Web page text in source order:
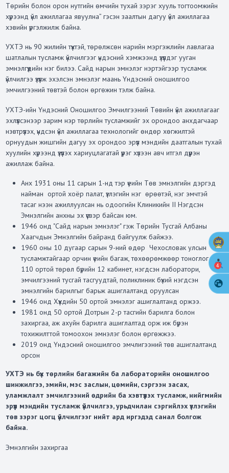
Төрийн болон орон нутгийн өмчийн тухай зэрэг хууль тогтоомжийн
хүрээнд үйл ажиллагаа явуулна” гэсэн заалтын дагуу үйл ажиллагаа
хэвийн үргэлжилж байна.
УХТЭ нь 90 жилийн түүхтэй, төрөлжсөн нарийн мэргэжлийн лавлагаа
шатлалын тусламж үйлчилгээг үндэсний хэмжээнд үзүүлдэг ууган
эмнэлгүүдийн нэг билээ. Сайд нарын эмнэлэг нэртэйгээр тусламж
үйлчилгээ үзүүлж эхэлсэн эмнэлэг маань Үндэсний оношилгоо
эмчилгээний төвтэй болон өргөжин тэлж байна.
УХТЭ-ийн Үндэсний Оношилгоо Эмчилгээний Төвийн үйл ажиллагааг
эхлүүлсэнээр зарим нэр төрлийн тусламжийг эх орондоо анхдагчаар
нэвтрүүлэх, үндсэн үйл ажиллагаа технологийг өндөр хөгжилтэй
орнуудын жишгийн дагуу эх орондоо эрүүл мэндийн даатгалын тухай
хуулийн хүрээнд үзүүлэх хариуцлагатай үүрэг хүлээн авч итгэл дүүрэн
ажиллаж байна.
Анх 1931 оны 11 сарын 1-нд тэр үеийн Төв эмнэлгийн дэргэд
найман ортой хоёр палат, үзлэгийн нэг өрөөтэй, нэг эмчтэй
тасаг нээн ажиллуулсан нь одоогийн Клиникийн II Нэгдсэн
Эмнэлгийн анхны эх үүсвэр байсан юм.
1946 онд "Сайд нарын эмнэлэг" гэж Төрийн Тусгай Албаны
Хаагчдын Эмнэлгийн байранд байгуулж байжээ.
1960 оны 10 дугаар сарын 9-ний өдөр Чехословак улсын
тусламжтайгаар орчин үеийн багаж, төхөөрөмжөөр тоноглогдсон
110 ортой төрөл бүрийн 12 кабинет, нэгдсэн лаборатори,
эмчилгээний тусгай тасгуудтай, поликлиник бүхий нэгдсэн
эмнэлгийн барилгыг барьж ашиглалтанд оруулсан
1946 онд Хүүхдийн 50 ортой эмнэлэг ашиглалтанд оржээ.
1981 онд 50 ортой Дотрын 2-р тасгийн барилга болон
захиргаа, аж ахуйн барилга ашиглалтад орж иж бүрэн
тохижилттой томоохон эмнэлэг болон өргөжжээ.
2019 онд Үндэсний оношилгоо эмчлигээний төв ашиглалтанд
орсон
УХТЭ нь бүх төрлийн багажийн ба лабораторийн оношилгоо
шинжилгээ, эмийн, мэс заслын, цөмийн, сэргээн засах,
уламжлалт эмчилгээний өдрийн ба хэвтүүлэх тусламж, нийгмийн
эрүүл мэндийн тусламж үйлчилгээ, урьдчилан сэргийлэх үзлэгийн
төв зэрэг цогц үйлчилгээг нийт ард иргэдэд санал болгож
байна.
Эмнэлгийн захиргаа
4